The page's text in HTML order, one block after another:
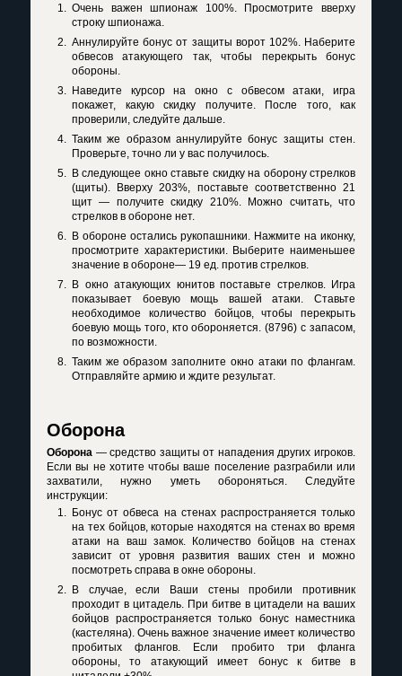
Очень важен шпионаж 100%. Просмотрите вверху
строку шпионажа.
Аннулируйте бонус от защиты ворот 102%. Наберите
обвесов атакующего так, чтобы перекрыть бонус
обороны.
Наведите курсор на окно с обвесом атаки, игра
покажет, какую скидку получите. После того, как
проверили, следуйте дальше.
Таким же образом аннулируйте бонус защиты стен.
Проверьте, точно ли у вас получилось.
В следующее окно ставьте скидку на оборону стрелков
(щиты). Вверху 203%, поставьте соответственно 21
щит — получите скидку 210%. Можно считать, что
стрелков в обороне нет.
В обороне остались рукопашники. Нажмите на иконку,
просмотрите характеристики. Выберите наименьшее
значение в обороне— 19 ед. против стрелков.
В окно атакующих юнитов поставьте стрелков. Игра
показывает боевую мощь вашей атаки. Ставьте
необходимое количество бойцов, чтобы перекрыть
боевую мощь того, кто обороняется. (8796) с запасом,
по возможности.
Таким же образом заполните окно атаки по флангам.
Отправляйте армию и ждите результат.
Оборона
Оборона — средство защиты от нападения других игроков.
Если вы не хотите чтобы ваше поселение разграбили или
захватили, нужно уметь обороняться. Следуйте
инструкции:
Бонус от обвеса на стенах распространяется только
на тех бойцов, которые находятся на стенах во время
атаки на ваш замок. Количество бойцов на стенах
зависит от уровня развития ваших стен и можно
посмотреть справа в окне обороны.
В случае, если Ваши стены пробили противник
проходит в цитадель. При битве в цитадели на ваших
бойцов распространяется только бонус наместника
(кастеляна). Очень важное значение имеет количество
пробитых флангов. Если пробито три фланга
обороны, то атакующий имеет бонус к битве в